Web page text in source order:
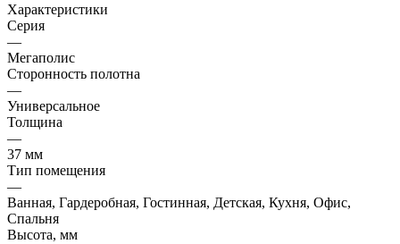
Характеристики
Серия
—
Мегаполис
Сторонность полотна
—
Универсальное
Толщина
—
37 мм
Тип помещения
—
Ванная, Гардеробная, Гостинная, Детская, Кухня, Офис,
Спальня
Высота, мм